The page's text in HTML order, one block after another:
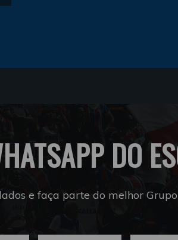
DO
e faça parte do melhor